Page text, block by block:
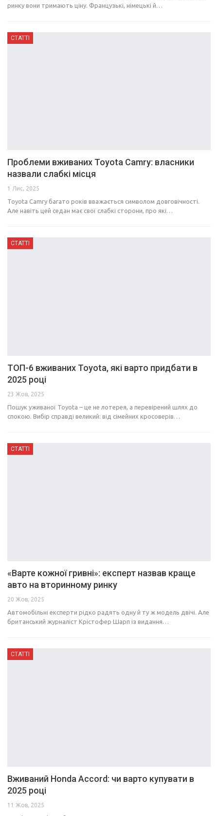
ринку вони тримають ціну. Французькі, німецькі й…
СТАТТІ
Проблеми вживаних Toyota Camry: власники
назвали слабкі місця
1 Лис, 2025
Toyota Camry багато років вважається символом довговічності.
Але навіть цей седан має свої слабкі сторони, про які…
СТАТТІ
ТОП-6 вживаних Toyota, які варто придбати в
2025 році
23 Жов, 2025
Пошук уживаної Toyota – це не лотерея, а перевірений шлях до
спокою. Вибір справді великий: від сімейних кросоверів…
СТАТТІ
«Варте кожної гривні»: експерт назвав краще
авто на вторинному ринку
20 Жов, 2025
Автомобільні експерти рідко радять одну й ту ж модель двічі. Але
британський журналіст Крістофер Шарп із видання…
СТАТТІ
Вживаний Honda Accord: чи варто купувати в
2025 році
11 Жов, 2025